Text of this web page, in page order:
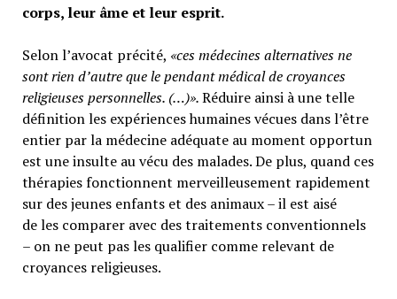
corps, leur âme et leur esprit.
Selon l’avocat précité, «ces médecines alternatives ne
sont rien d’autre que le pendant médical de croyances
religieuses personnelles. (…)».Réduire ainsi à une telle
définition les expériences humaines vécues dans l’être
entier par la médecine adéquate au moment opportun
est une insulte au vécu des malades. De plus, quand ces
thérapies fonctionnent merveilleusement rapidement
sur des jeunes enfants et des animaux – il est aisé
de les comparer avec des traitements conventionnels
– on ne peut pas les qualifier comme relevant de
croyances religieuses.